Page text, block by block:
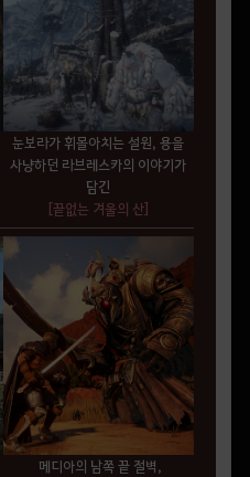
눈보라가 휘몰아치는 설원, 용을
사냥하던 라브레스카의 이야기가
담긴
[끝없는 겨울의 산]
메디아의 남쪽 끝 절벽,